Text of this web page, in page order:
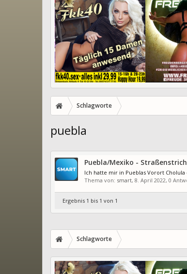
Schlagworte
puebla
Puebla/Mexiko -
Ich hatte mir in Pueblas Vorort
Thema von: smart, 8. April 2022, 0
Ergebnis 1 bis 1 von 1
Schlagworte